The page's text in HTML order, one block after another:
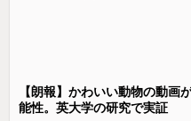
【朗報】かわいい動物の動画
能性。英大学の研究で実証